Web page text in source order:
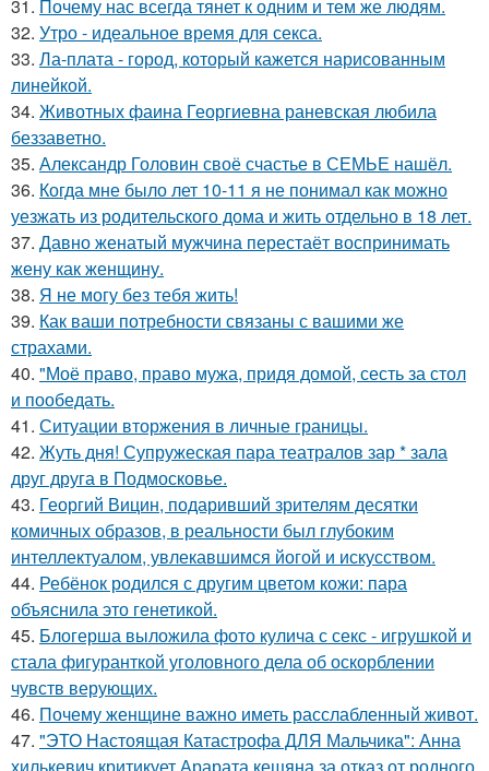
31. Почему нас всегда тянет к одним и тем же людям.
32. Утро - идеальное время для секса.
33. Ла-плата - город, который кажется нарисованным
линейкой.
34. Животных фаина Георгиевна раневская любила
беззаветно.
35. Александр Головин своё счастье в СЕМЬЕ нашёл.
36. Когда мне было лет 10-11 я не понимал как можно
уезжать из родительского дома и жить отдельно в 18 лет.
37. Давно женатый мужчина перестаёт воспринимать
жену как женщину.
38. Я не могу без тебя жить!
39. Как ваши потребности связаны с вашими же
страхами.
40. "Моё право, право мужа, придя домой, сесть за стол
и пообедать.
41. Ситуации вторжения в личные границы.
42. Жуть дня! Супружеская пара театралов зар * зала
друг друга в Подмосковье.
43. Георгий Вицин, подаривший зрителям десятки
комичных образов, в реальности был глубоким
интеллектуалом, увлекавшимся йогой и искусством.
44. Ребёнок родился с другим цветом кожи: пара
объяснила это генетикой.
45. Блогерша выложила фото кулича с секс - игрушкой и
стала фигуранткой уголовного дела об оскорблении
чувств верующих.
46. Почему женщине важно иметь расслабленный живот.
47. "ЭТО Настоящая Катастрофа ДЛЯ Мальчика": Анна